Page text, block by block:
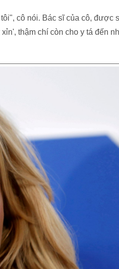
cô nói. Bác sĩ của cô, được
thậm chí còn cho y tá đến